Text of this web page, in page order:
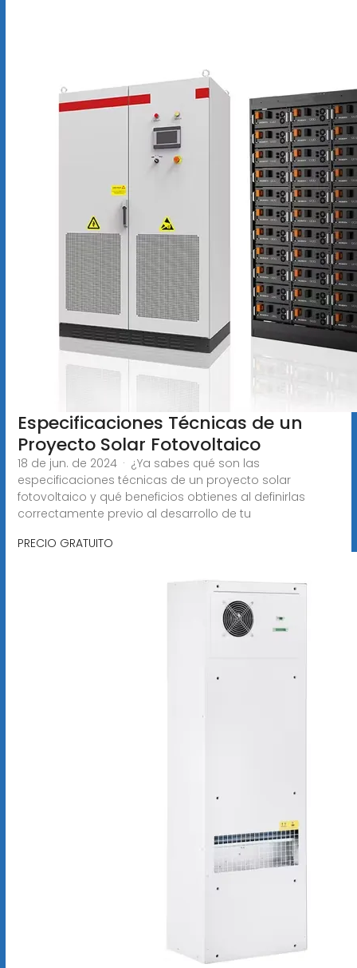
Especificaciones Técnicas de un
Proyecto Solar Fotovoltaico
18 de jun. de 2024 · ¿Ya sabes qué son las
especificaciones técnicas de un proyecto solar
fotovoltaico y qué beneficios obtienes al definirlas
correctamente previo al desarrollo de tu
PRECIO GRATUITO